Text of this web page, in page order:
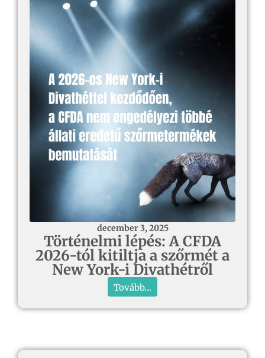
december 3, 2025
Történelmi lépés: A CFDA
2026-tól kitiltja a szőrmét a
New York-i Divathétről
Tovább...